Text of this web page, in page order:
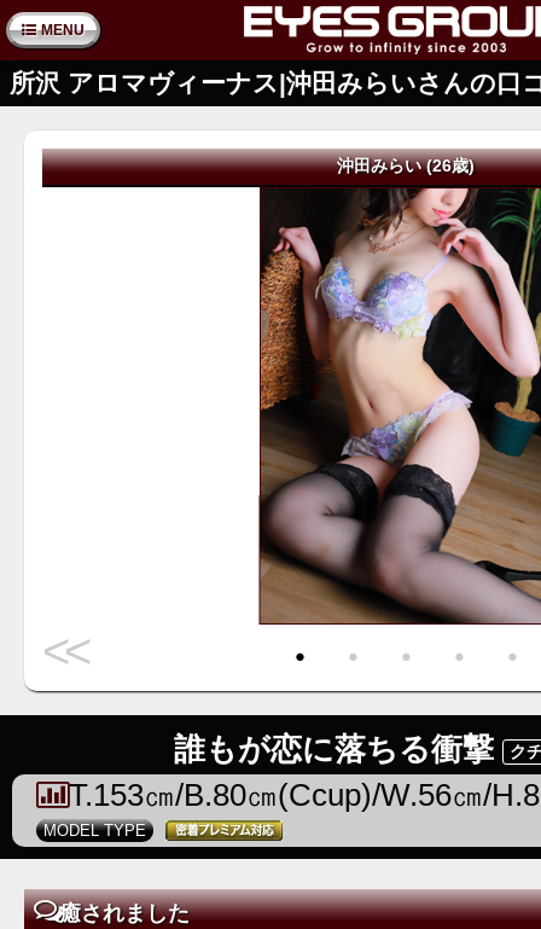
MENU
所沢 アロマヴィーナス|沖田みらいさんの口
沖田みらい (26歳)
<< ・ ・ ・ ・ ・
誰もが恋に落ちる衝撃 ク
T.153㎝/B.80㎝(Ccup)/W.56㎝/
MODEL TYPE
癒されました